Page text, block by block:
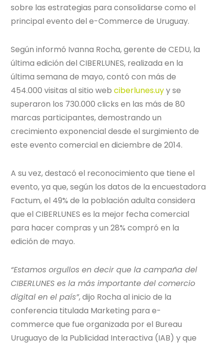
sobre las estrategias para consolidarse como el
principal evento del e-Commerce de Uruguay.
Según informó Ivanna Rocha, gerente de CEDU, la
última edición del CIBERLUNES, realizada en la
última semana de mayo, contó con más de
454.000 visitas al sitio webciberlunes.uyy se
superaron los 730.000 clicks en las más de 80
marcas participantes, demostrando un
crecimiento exponencial desde el surgimiento de
este evento comercial en diciembre de 2014.
A su vez, destacó el reconocimiento que tiene el
evento, ya que, según los datos de la encuestadora
Factum, el 49% de la población adulta considera
que el CIBERLUNES es la mejor fecha comercial
para hacer compras y un 28% compró en la
edición de mayo.
“Estamos orgullos en decir que la campaña del
CIBERLUNES es la más importante del comercio
digital en el país”, dijo Rocha al inicio de la
conferencia titulada Marketing para e-
commerce que fue organizada por el Bureau
Uruguayo de la Publicidad Interactiva (IAB) y que